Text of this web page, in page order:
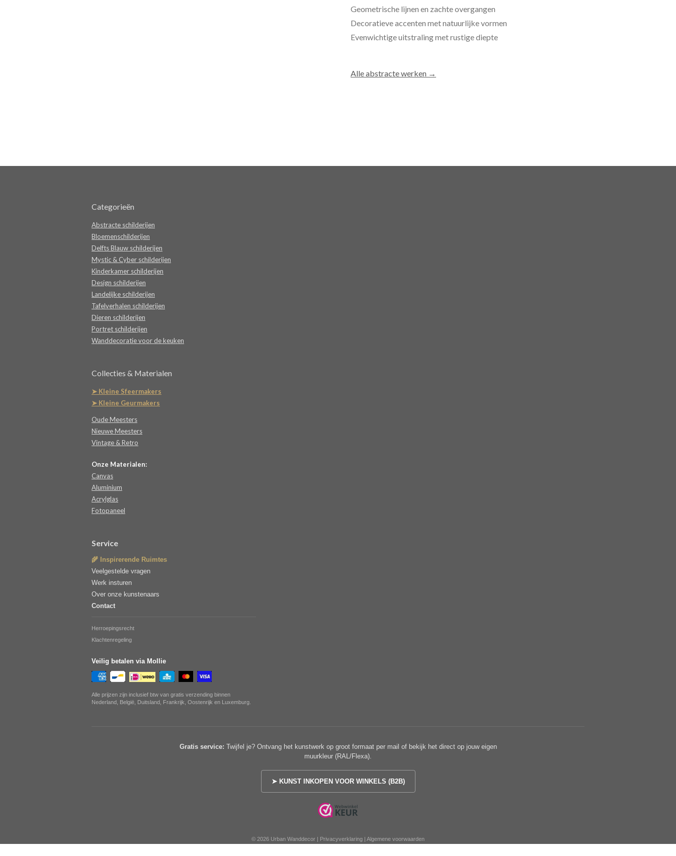
Geometrische lijnen en zachte overgangen
Decoratieve accenten met natuurlijke vormen
Evenwichtige uitstraling met rustige diepte
Alle abstracte werken →
Categorieën
Abstracte schilderijen
Bloemenschilderijen
Delfts Blauw schilderijen
Mystic & Cyber schilderijen
Kinderkamer schilderijen
Design schilderijen
Landelijke schilderijen
Tafelverhalen schilderijen
Dieren schilderijen
Portret schilderijen
Wanddecoratie voor de keuken
Collecties & Materialen
➤ Kleine Sfeermakers
➤ Kleine Geurmakers
Oude Meesters
Nieuwe Meesters
Vintage & Retro
Onze Materialen:
Canvas
Aluminium
Acrylglas
Fotopaneel
Service
🌾 Inspirerende Ruimtes
Veelgestelde vragen
Werk insturen
Over onze kunstenaars
Contact
Herroepingsrecht
Klachtenregeling
Veilig betalen via Mollie
Alle prijzen zijn inclusief btw van gratis verzending binnen
Nederland, België, Duitsland, Frankrijk, Oostenrijk en Luxemburg.
Gratis service: Twijfel je? Ontvang het kunstwerk op groot formaat per mail of bekijk het direct op jouw eigen
muurkleur (RAL/Flexa).
➤ KUNST INKOPEN VOOR WINKELS (B2B)
© 2026 Urban Wanddecor | Privacyverklaring Algemene voorwaarden